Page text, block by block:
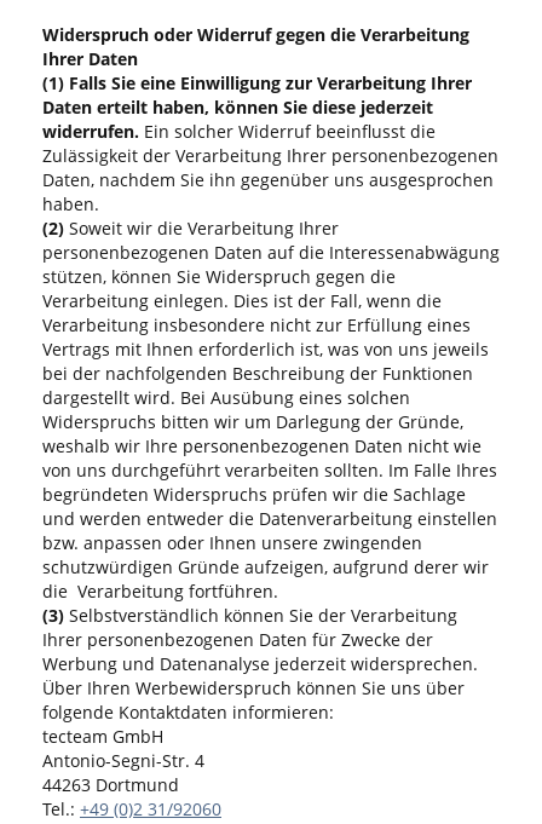
Widerspruch oder Widerruf gegen die Verarbeitung
Ihrer Daten
(1) Falls Sie eine Einwilligung zur Verarbeitung Ihrer
Daten erteilt haben, können Sie diese jederzeit
widerrufen. Ein solcher Widerruf beeinflusst die
Zulässigkeit der Verarbeitung Ihrer personenbezogenen
Daten, nachdem Sie ihn gegenüber uns ausgesprochen
haben.
(2) Soweit wir die Verarbeitung Ihrer
personenbezogenen Daten auf die Interessenabwägung
stützen, können Sie Widerspruch gegen die
Verarbeitung einlegen. Dies ist der Fall, wenn die
Verarbeitung insbesondere nicht zur Erfüllung eines
Vertrags mit Ihnen erforderlich ist, was von uns jeweils
bei der nachfolgenden Beschreibung der Funktionen
dargestellt wird. Bei Ausübung eines solchen
Widerspruchs bitten wir um Darlegung der Gründe,
weshalb wir Ihre personenbezogenen Daten nicht wie
von uns durchgeführt verarbeiten sollten. Im Falle Ihres
begründeten Widerspruchs prüfen wir die Sachlage
und werden entweder die Datenverarbeitung einstellen
bzw. anpassen oder Ihnen unsere zwingenden
schutzwürdigen Gründe aufzeigen, aufgrund derer wir
die Verarbeitung fortführen.
(3) Selbstverständlich können Sie der Verarbeitung
Ihrer personenbezogenen Daten für Zwecke der
Werbung und Datenanalyse jederzeit widersprechen.
Über Ihren Werbewiderspruch können Sie uns über
folgende Kontaktdaten informieren:
tecteam GmbH
Antonio-Segni-Str. 4
44263 Dortmund
Tel.: +49 (0)2 31/92060